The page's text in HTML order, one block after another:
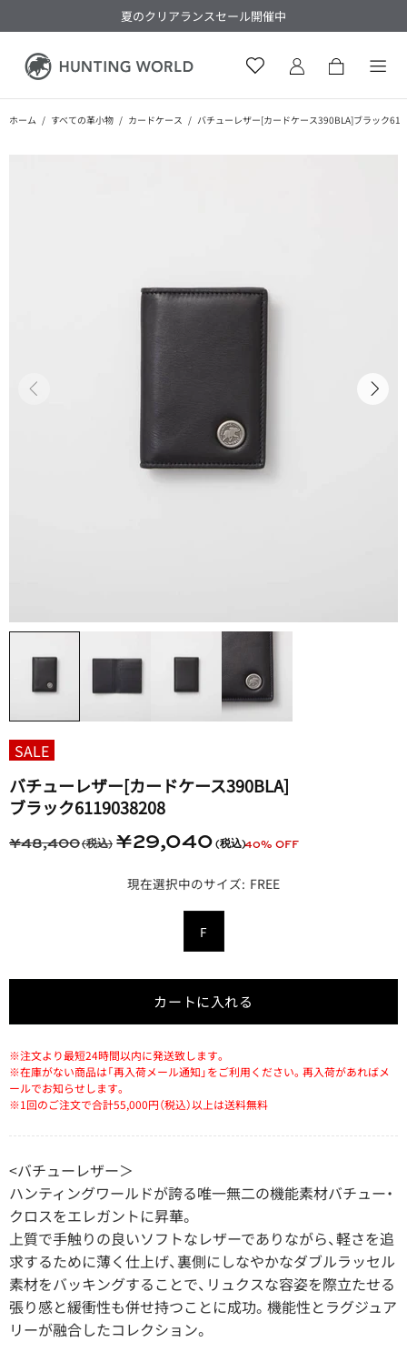
夏のクリアランスセール開催中
ホーム すべての革小物 カードケース バチューレザー[カードケース390BLA]ブラック
バチューレザー​[カードケース390BLA]​
ブラック6119038208
¥48,400 ¥29,040 40% OFF
FREE
カートに入れる
※注文より最短24時間以内に発送致します。
※在庫がない商品は「再入荷メール通知」をご利用ください。再入荷があればメ
ールでお知らせします。
※1回のご注文で合計55,000円（税込）以上は送料無料
<バチューレザー＞
ハンティングワールドが誇る唯一無二の機能素材バチュー・
クロスをエレガントに昇華。
上質で手触りの良いソフトなレザーでありながら、軽さを追
求するために薄く仕上げ、裏側にしなやかなダブルラッセル
素材をバッキングすることで、リュクスな容姿を際立たせる
張り感と緩衝性も併せ持つことに成功。機能性とラグジュア
リーが融合したコレクション。